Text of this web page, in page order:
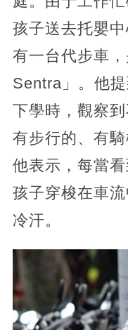
孩子送去托嬰
有一台代步車
Sentra」。他
下學時，觀察
有步行的、有騎
他表示，每當
孩子穿梭在車
冷汗。